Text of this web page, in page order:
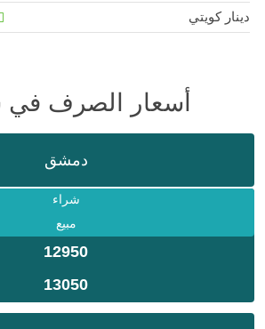
دينار كويتي
أسعار الصرف في
دمشق
شراء
مبيع
12950
13050